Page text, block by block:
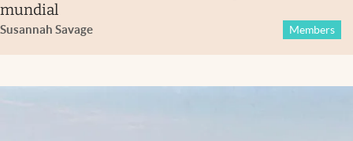
mundial
Susannah Savage Members